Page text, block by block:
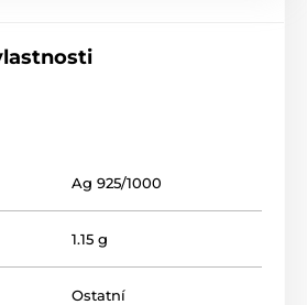
Ag 925/1000
1.15 g
Ostatní